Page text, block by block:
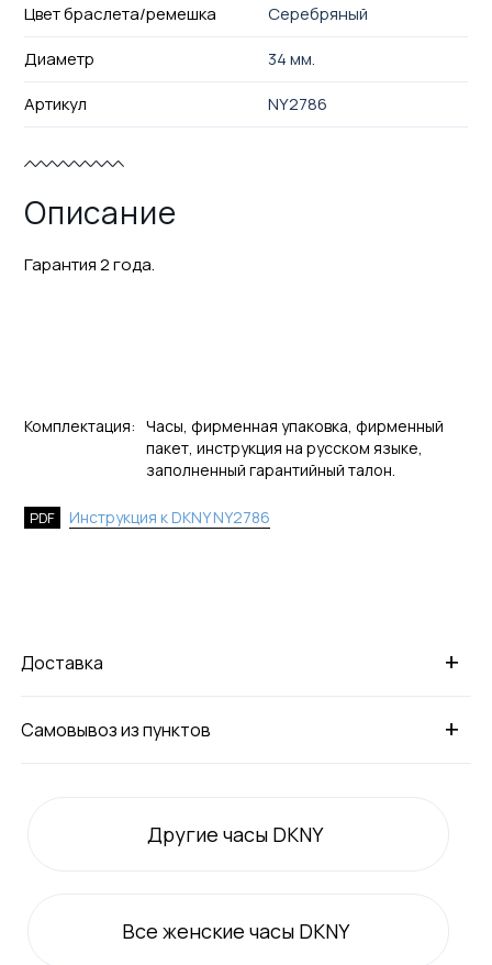
Цвет браслета/ремешка
Серебряный
Диаметр
34 мм.
Артикул
NY2786
Описание
Гарантия 2 года.
Комплектация: Часы, фирменная упаковка, фирменный
пакет, инструкция на русском языке,
заполненный гарантийный талон.
PDF Инструкция к DKNY NY2786
+
Доставка
+
Самовывоз из пунктов
Другие часы DKNY
Все женские часы DKNY